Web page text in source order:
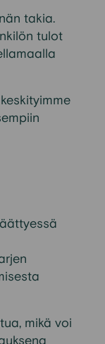
takia.
tulot
mikä voi